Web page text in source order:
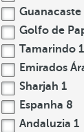
Guanacaste
Golfo de
Tamarindo 1
Emirados
Sharjah 1
Espanha 8
Andaluzia 1